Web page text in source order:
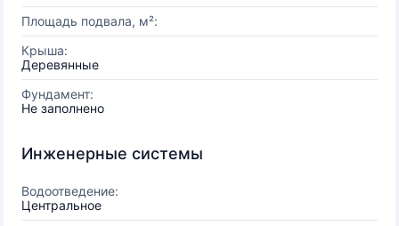
Площадь подвала, м²:
Крыша:
Деревянные
Фундамент:
Не заполнено
Инженерные системы
Водоотведение:
Центральное